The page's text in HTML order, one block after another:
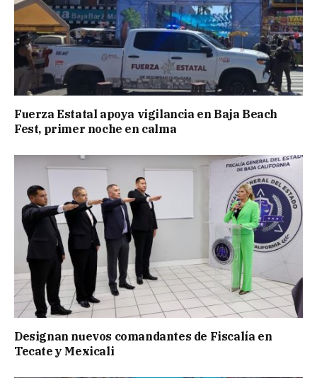
Fuerza Estatal apoya vigilancia en Baja Beach
Fest, primer noche en calma
Designan nuevos comandantes de Fiscalía en
Tecate y Mexicali